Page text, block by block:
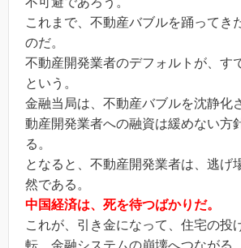
これまで、不動産バブルを踊ってき
のだ。
不動産開発業者のデフォルトが、す
という。
金融当局は、不動産バブルを沈静化
動産開発業者への融資は緩めない方
る。
となると、不動産開発業者は、逃げ
然である。
中国経済は、死を待つばかりだ。
これが、引き金になって、住宅の投
転、金融システムの崩壊へつながる。